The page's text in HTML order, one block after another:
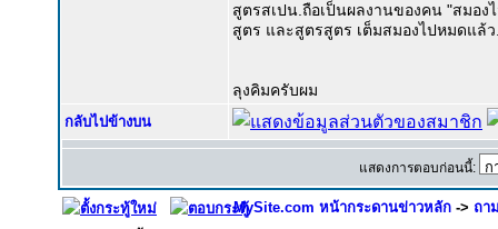
สูตรสเปน.ถือเป็นผลงานของคน "สมอ
สูตร และสูตรสูตร เต็มสมองไปหมดแล้ว
ลุงคิมครับผม
กลับไปข้างบน
แสดงการตอบก่อนนี้:
MySite.com หน้ากระดานข่าวหลัก -> ถา